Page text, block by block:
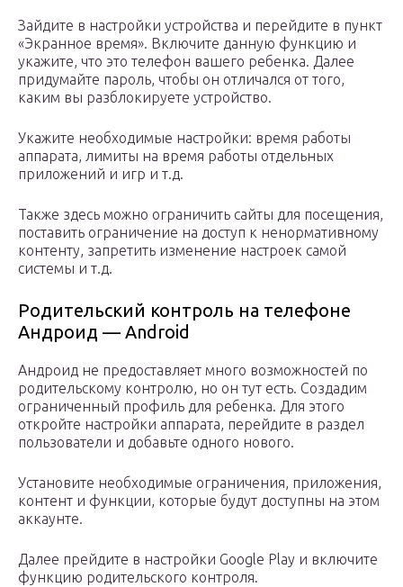
Зайдите в настройки устройства и перейдите в пункт
«Экранное время». Включите данную функцию и
укажите, что это телефон вашего ребенка. Далее
придумайте пароль, чтобы он отличался от того,
каким вы разблокируете устройство.
Укажите необходимые настройки: время работы
аппарата, лимиты на время работы отдельных
приложений и игр и т.д.
Также здесь можно ограничить сайты для посещения,
поставить ограничение на доступ к ненормативному
контенту, запретить изменение настроек самой
системы и т.д.
Родительский контроль на телефоне
Андроид — Android
Андроид не предоставляет много возможностей по
родительскому контролю, но он тут есть. Создадим
ограниченный профиль для ребенка. Для этого
откройте настройки аппарата, перейдите в раздел
пользователи и добавьте одного нового.
Установите необходимые ограничения, приложения,
контент и функции, которые будут доступны на этом
аккаунте.
Далее прейдите в настройки Google Play и включите
функцию родительского контроля.